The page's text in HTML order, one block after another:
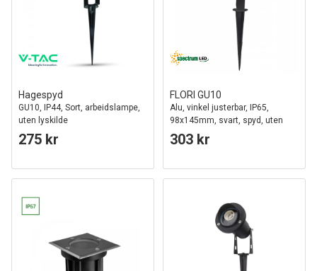
Hagespyd
GU10, IP44, Sort, arbeidslampe,
uten lyskilde
275 kr
FLORI GU10
Alu, vinkel justerbar, IP65,
98x145mm, svart, spyd, uten
Lyskilde
303 kr